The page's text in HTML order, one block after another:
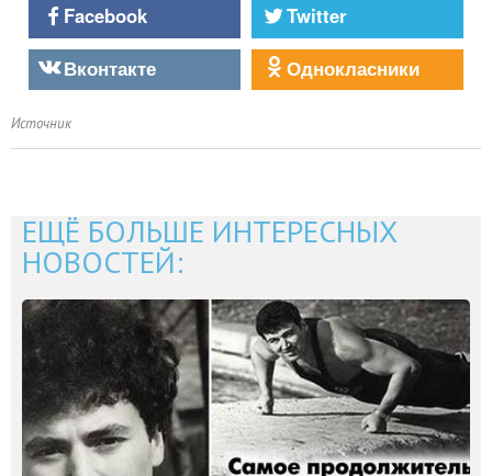
Facebook
Twitter
Вконтакте
Однокласники
Источник
ЕЩЁ БОЛЬШЕ ИНТЕРЕСНЫХ
НОВОСТЕЙ: